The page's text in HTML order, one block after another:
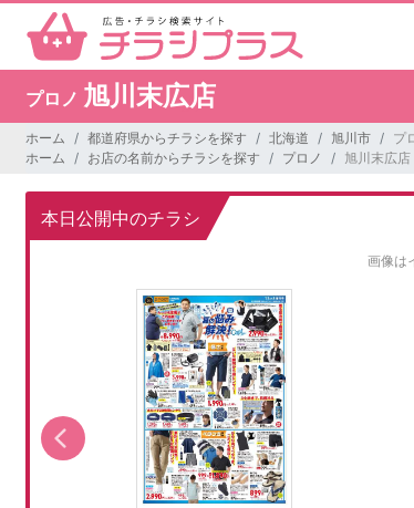
プロノ 旭川末広店
ホーム 都道府県からチラシを探す 北海道 旭川市
プ
ホーム
お店の名前からチラシを探す プロノ 旭川末広店
本日公開中のチラシ
画像は